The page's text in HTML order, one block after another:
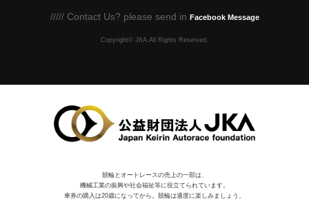
///// Contact Us? please send in Facebook Message
Copyright© JKA.All Rights Reserved.
競輪とオートレースの売上の一部は、
機械⼯業の振興や社会福祉等に役⽴てられています。
車券の購入は20歳になってから。競輪は適度に楽しみましょう。